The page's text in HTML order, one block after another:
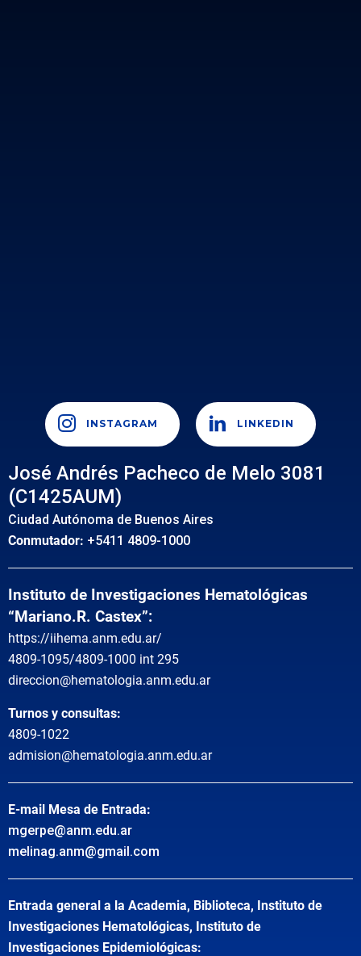
INSTAGRAM LINKEDIN
José Andrés Pacheco de Melo 3081
(C1425AUM)
Ciudad Autónoma de Buenos Aires
Conmutador: +5411 4809-1000
Instituto de Investigaciones Hematológicas
“Mariano.R. Castex”:
https://iihema.anm.edu.ar/
4809-1095/4809-1000 int 295
direccion@hematologia.anm.edu.ar
Turnos y consultas:
4809-1022
admision@hematologia.anm.edu.ar
E-mail Mesa de Entrada:
mgerpe@anm.edu.ar
melinag.anm@gmail.com
Entrada general a la Academia, Biblioteca, Instituto de
Investigaciones Hematológicas, Instituto de
Investigaciones Epidemiológicas: